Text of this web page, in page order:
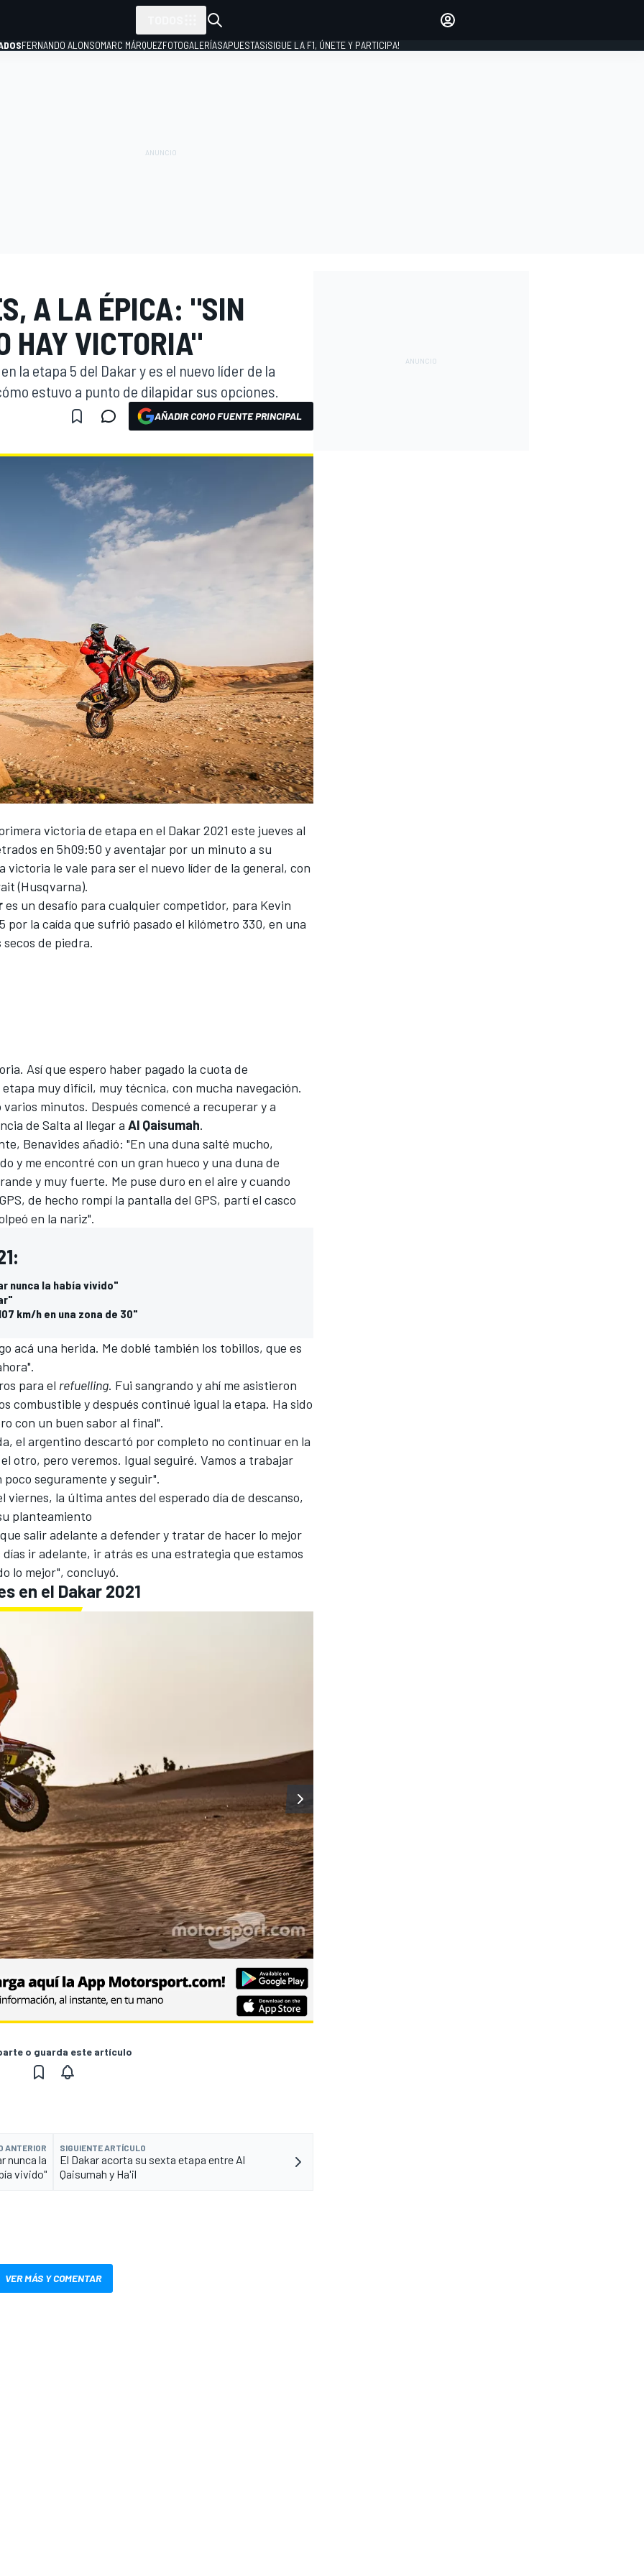
FERNANDO ALONSOMARC MÁRQUEZFOTOGALERÍASAPUESTAS¡SIGUE LA F1, ÚNETE Y PARTICIPA!
A LA ÉPICA: "SIN
HAY VICTORIA"
la etapa 5 del Dakar y es el nuevo líder de la
estuvo a punto de dilapidar sus opciones.
AÑADIR COMO FUENTE PRINCIPAL
victoria de etapa en el Dakar 2021 este jueves al
en 5h09:50 y aventajar por un minuto a su
victoria le vale para ser el nuevo líder de la general, con
(Husqvarna).
es un desafío para cualquier competidor, para Kevin
por la caída que sufrió pasado el kilómetro 330, en una
de piedra.
Así que espero haber pagado la cuota de
muy difícil, muy técnica, con mucha navegación.
minutos. Después comencé a recuperar y a
de Salta al llegar a Al Qaisumah.
Benavides añadió: "En una duna salté mucho,
y me encontré con un gran hueco y una duna de
y muy fuerte. Me puse duro en el aire y cuando
de hecho rompí la pantalla del GPS, partí el casco
en la nariz".
nunca la había vivido"
km/h en una zona de 30"
acá una herida. Me doblé también los tobillos, que es
para el refuelling. Fui sangrando y ahí me asistieron
combustible y después continué igual la etapa. Ha sido
con un buen sabor al final".
el argentino descartó por completo no continuar en la
otro, pero veremos. Igual seguiré. Vamos a trabajar
seguramente y seguir".
viernes, la última antes del esperado día de descanso,
planteamiento
salir adelante a defender y tratar de hacer lo mejor
ir adelante, ir atrás es una estrategia que estamos
lo mejor", concluyó.
en el Dakar 2021
o guarda este artículo
ANTERIOR
nunca la
vivido"
SIGUIENTE ARTÍCULO
El Dakar acorta su sexta etapa entre Al
Qaisumah y Ha'il
VER MÁS Y COMENTAR